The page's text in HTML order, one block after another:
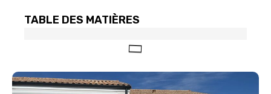
TABLE DES MATIÈRES